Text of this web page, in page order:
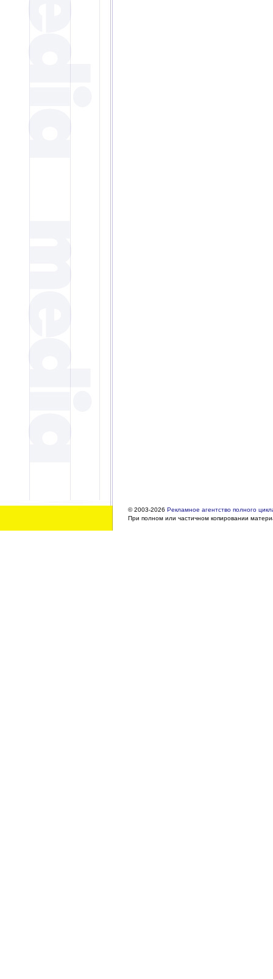
© 2003-2026 Рекламное агентство полного
При полном или частичном копировании